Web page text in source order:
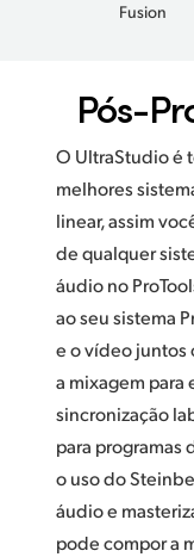
Fusion
Pós-
O UltraStudio é
melhores
linear, assim
de qualquer
áudio no
ao seu sistema
e o vídeo juntos
a mixagem
sincronização
para programas
o uso do
áudio e
pode compor a